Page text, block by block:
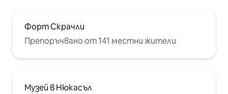
Форт Скрачли
Препоръчвано от 141 местни жители
Музей в Нюкасъл